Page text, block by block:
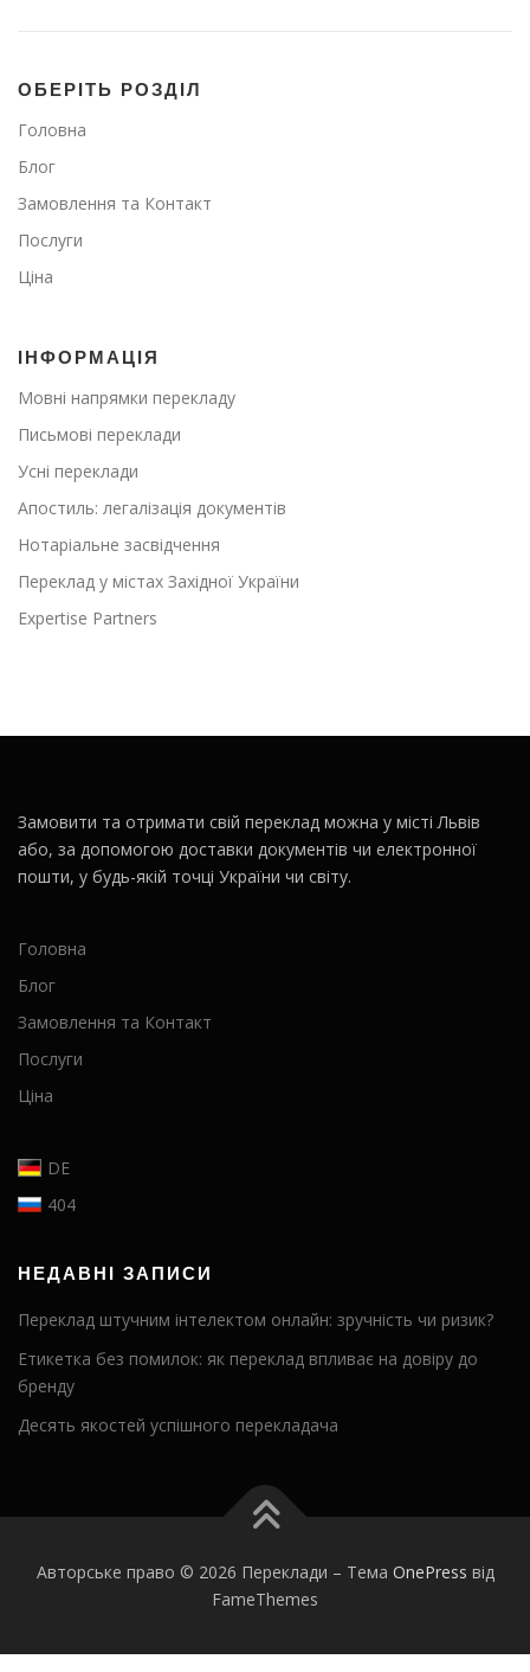
ОБЕРІТЬ РОЗДІЛ
Головна
Блог
Замовлення та Контакт
Послуги
Ціна
ІНФОРМАЦІЯ
Мовні напрямки перекладу
Письмові переклади
Усні переклади
Апостиль: легалізація документів
Нотаріальне засвідчення
Переклад у містах Західної України
Expertise Partners
Замовити та отримати свій переклад можна у місті Львів
або, за допомогою доставки документів чи електронної
пошти, у будь-якій точці України чи світу.
Головна
Блог
Замовлення та Контакт
Послуги
Ціна
DE
404
НЕДАВНІ ЗАПИСИ
Переклад штучним інтелектом онлайн: зручність чи ризик?
Етикетка без помилок: як переклад впливає на довіру до
бренду
Десять якостей успішного перекладача
Авторське право © 2026 Переклади – Тема OnePress від
FameThemes